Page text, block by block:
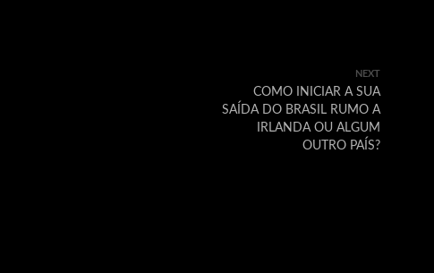
NEXT
COMO INICIAR A SUA
SAÍDA DO BRASIL RUMO A
IRLANDA OU ALGUM
OUTRO PAÍS?